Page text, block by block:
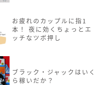
お疲れのカップルに指1
本！ 夜に効くちょっとエ
ッチなツボ押し
ブラック・ジャックはいく
ら稼いだか？